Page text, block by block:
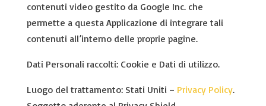
contenuti video gestito da Google Inc. che
permette a questa Applicazione di integrare tali
contenuti all’interno delle proprie pagine.
Dati Personali raccolti: Cookie e Dati di utilizzo.
Luogo del trattamento: Stati Uniti – Privacy Policy.